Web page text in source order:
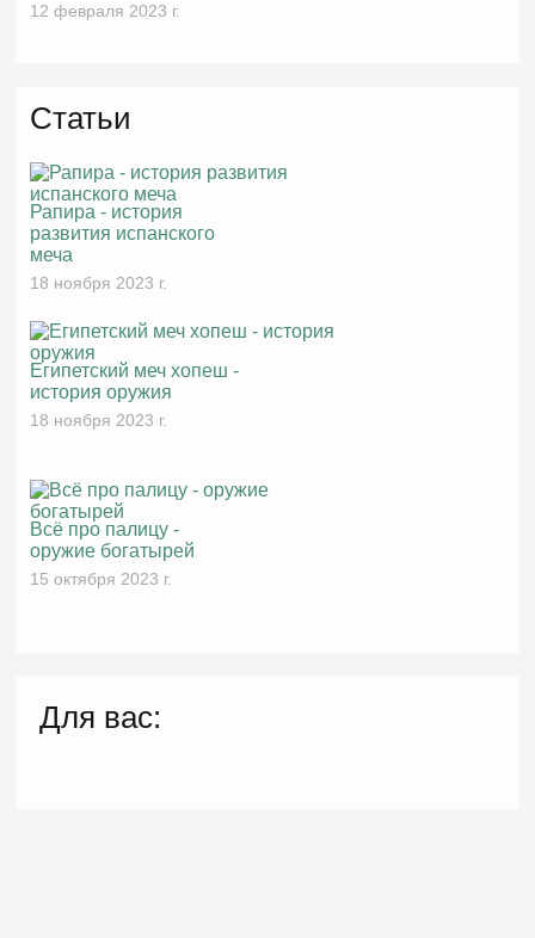
12 февраля 2023 г.
Статьи
Рапира - история
развития испанского
меча
18 ноября 2023 г.
Египетский меч хопеш -
история оружия
18 ноября 2023 г.
Всё про палицу -
оружие богатырей
15 октября 2023 г.
Для вас: